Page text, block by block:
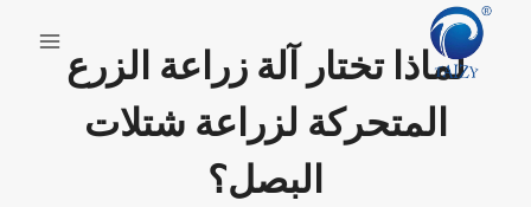
التجاوز
المحتوىلماذا تختار آلة زراعة الزرع
المتحركة لزراعة شتلات
البصل؟